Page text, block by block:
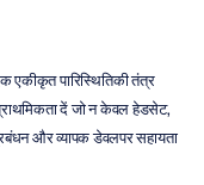
पारिस्थितिकी तंत्र
दें जो न केवल हेडसेट,
और व्यापक डेवलपर सहायता